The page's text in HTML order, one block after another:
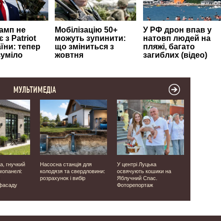
МУЛЬТИМЕДІА
гнучкий
Насосна станція для
колодязя та свердловини:
розрахунок і вибір
У центрі Луцька
освячують кошики на
Яблучний Спас.
Фоторепортаж